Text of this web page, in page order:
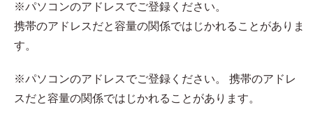
※パソコンのアドレスでご登録ください。
携帯のアドレスだと容量の関係ではじかれることがありま
す。
※パソコンのアドレスでご登録ください。 携帯のアドレ
スだと容量の関係ではじかれることがあります。